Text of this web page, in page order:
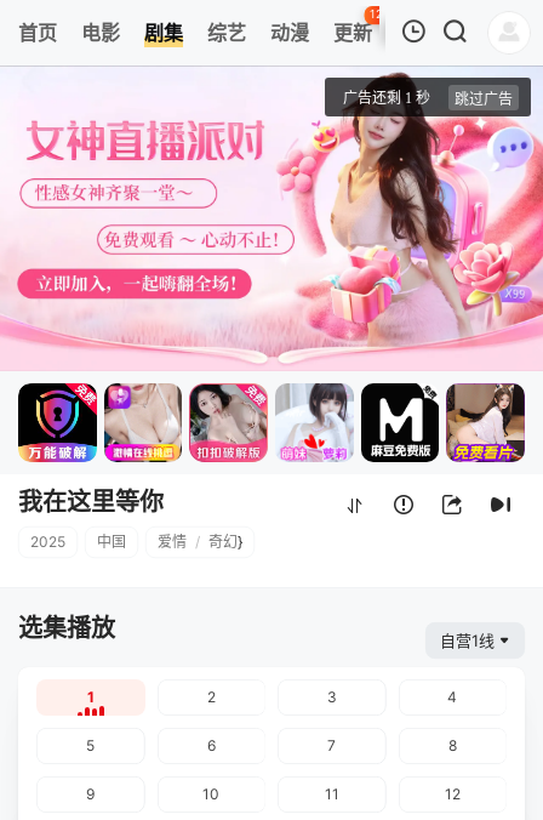
首页 电影 剧集 综艺 动漫 更新
123
热榜 APP
我在这里等你
我在这里等你
2025 中国 爱情 / 奇幻}
选集播放 自营1线
1 2 3 4
5 6 7 8
9 10 11 12